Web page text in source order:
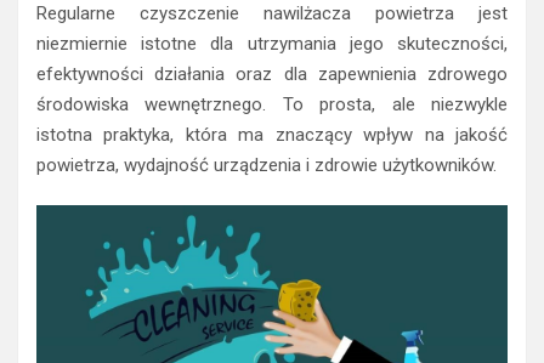
Regularne czyszczenie nawilżacza powietrza jest
niezmiernie istotne dla utrzymania jego skuteczności,
efektywności działania oraz dla zapewnienia zdrowego
środowiska wewnętrznego. To prosta, ale niezwykle
istotna praktyka, która ma znaczący wpływ na jakość
powietrza, wydajność urządzenia i zdrowie użytkowników.